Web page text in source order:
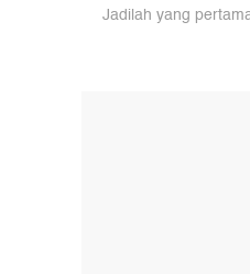
Jadilah yang